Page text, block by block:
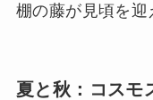
棚の藤が見頃を迎
夏と秋：コスモ